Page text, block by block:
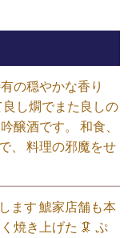
の穏やかな香り
し燗でまた良しの
醸酒です。 和食、
、 料理の邪魔をせ
ます 鯱家店舗も本
焼き上げた 🦑 ぷ